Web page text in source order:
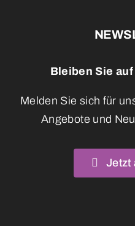
Bleiben Sie
Melden Sie sich für
Angebote und
Jetzt